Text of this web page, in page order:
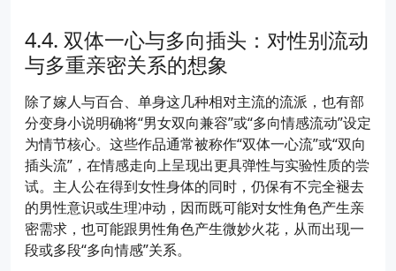
双体一心与多向插头：对性别流动
与多重亲密关系的想象
除了嫁人与百合、单身这几种相对主流的流派，也有部
分变身小说明确将“男女双向兼容”或“多向情感流动”设定
为情节核心。这些作品通常被称作“双体一心流”或“双向
插头流”，在情感走向上呈现出更具弹性与实验性质的尝
试。主人公在得到女性身体的同时，仍保有不完全褪去
的男性意识或生理冲动，因而既可能对女性角色产生亲
密需求，也可能跟男性角色产生微妙火花，从而出现一
段或多段“多向情感”关系。